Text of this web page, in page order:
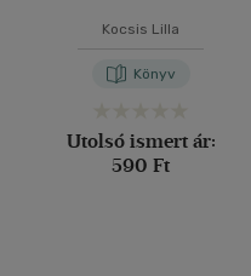
Kocsis Lilla
Könyv
Utolsó ismert ár:
590 Ft